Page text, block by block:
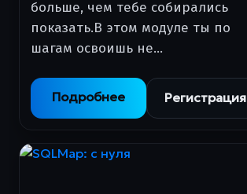
больше, чем тебе собирались
показать.В этом модуле ты по
шагам освоишь не…
Подробнее Регистрация